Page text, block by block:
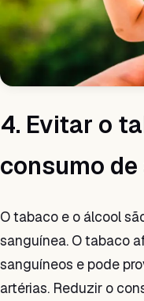
4. Evitar o
consumo
O tabaco e o álcool
sanguínea. O tabaco
sanguíneos e pode
artérias. Reduzir o